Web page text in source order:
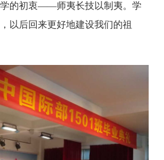
学的初衷——师夷长技以制夷。学
以后回来更好地建设我们的祖